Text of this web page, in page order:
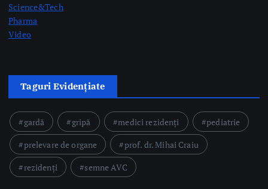
gardă
prelevare de organe
Postari Recente
CNAS organizează consultări și negocieri cu organizațiile
reprezentative din domeniul medical privind modificarea
Contractului-cadru în perioada 17-26 august
by Briana Teodorescu